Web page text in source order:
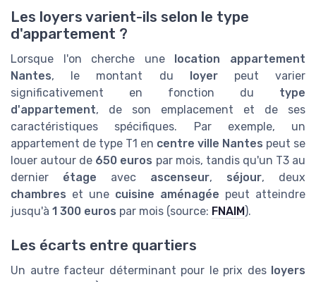
Les loyers varient-ils selon le type
d'appartement ?
Lorsque l'on cherche une location appartement
Nantes, le montant du loyerpeut varier
significativement en fonction du type
d'appartement, de son emplacement et de ses
caractéristiques spécifiques. Par exemple, un
appartement de type T1 en centre ville Nantes peut se
louer autour de 650 euros par mois, tandis qu'un T3 au
dernier étage avec ascenseur, séjour, deux
chambres et une cuisine aménagée peut atteindre
jusqu'à 1 300 euros par mois (source: FNAIM).
Les écarts entre quartiers
Un autre facteur déterminant pour le prix des loyers